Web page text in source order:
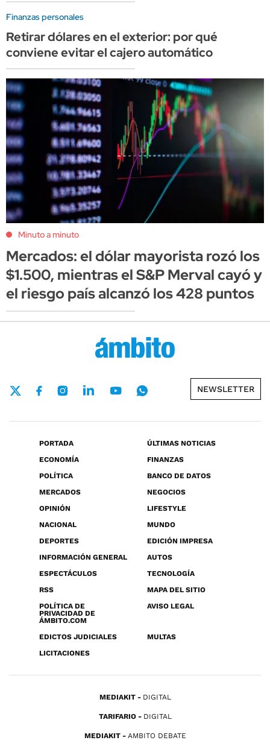
Finanzas personales
Retirar dólares en el exterior: por qué
conviene evitar el cajero automático
Minuto a minuto
Mercados: el dólar mayorista rozó los
$1.500, mientras el S&P Merval cayó y
el riesgo país alcanzó los 428 puntos
NEWSLETTER
PORTADA
ÚLTIMAS NOTICIAS
ECONOMÍA
FINANZAS
POLÍTICA
BANCO DE DATOS
MERCADOS
NEGOCIOS
OPINIÓN
LIFESTYLE
NACIONAL
MUNDO
DEPORTES
EDICIÓN IMPRESA
INFORMACIÓN GENERAL
AUTOS
ESPECTÁCULOS
TECNOLOGÍA
RSS
MAPA DEL SITIO
POLÍTICA DE
PRIVACIDAD DE
ÁMBITO.COM
AVISO LEGAL
EDICTOS JUDICIALES
MULTAS
LICITACIONES
MEDIAKIT DIGITAL
TARIFARIO DIGITAL
MEDIAKIT AMBITO DEBATE